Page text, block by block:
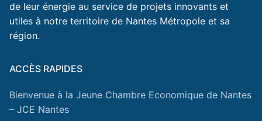
de leur énergie au service de projets innovants et
utiles à notre territoire de Nantes Métropole et sa
région.
ACCÈS RAPIDES
Bienvenue à la Jeune Chambre Economique de Nantes
– JCE Nantes